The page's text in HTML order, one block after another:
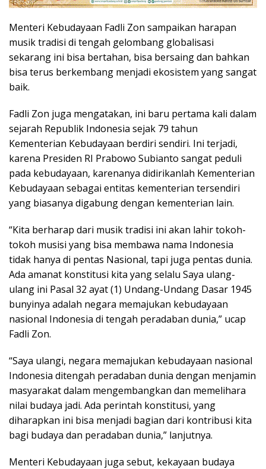
Menteri Kebudayaan Fadli Zon sampaikan harapan
musik tradisi di tengah gelombang globalisasi
sekarang ini bisa bertahan, bisa bersaing dan bahkan
bisa terus berkembang menjadi ekosistem yang sangat
baik.
Fadli Zon juga mengatakan, ini baru pertama kali dalam
sejarah Republik Indonesia sejak 79 tahun
Kementerian Kebudayaan berdiri sendiri. Ini terjadi,
karena Presiden RI Prabowo Subianto sangat peduli
pada kebudayaan, karenanya didirikanlah Kementerian
Kebudayaan sebagai entitas kementerian tersendiri
yang biasanya digabung dengan kementerian lain.
“Kita berharap dari musik tradisi ini akan lahir tokoh-
tokoh musisi yang bisa membawa nama Indonesia
tidak hanya di pentas Nasional, tapi juga pentas dunia.
Ada amanat konstitusi kita yang selalu Saya ulang-
ulang ini Pasal 32 ayat (1) Undang-Undang Dasar 1945
bunyinya adalah negara memajukan kebudayaan
nasional Indonesia di tengah peradaban dunia,” ucap
Fadli Zon.
“Saya ulangi, negara memajukan kebudayaan nasional
Indonesia ditengah peradaban dunia dengan menjamin
masyarakat dalam mengembangkan dan memelihara
nilai budaya jadi. Ada perintah konstitusi, yang
diharapkan ini bisa menjadi bagian dari kontribusi kita
bagi budaya dan peradaban dunia,” lanjutnya.
Menteri Kebudayaan juga sebut, kekayaan budaya